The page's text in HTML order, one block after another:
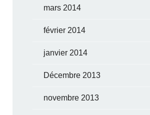
mars 2014
février 2014
janvier 2014
Décembre 2013
novembre 2013